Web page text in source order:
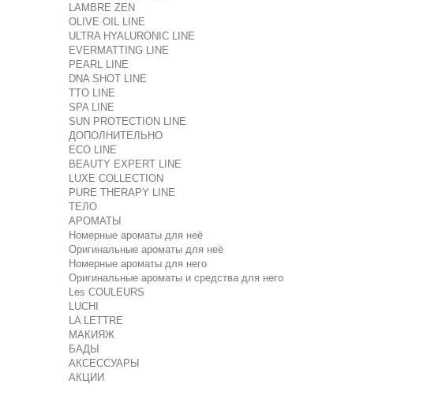
LAMBRE ZEN
OLIVE OIL LINE
ULTRA HYALURONIC LINE
EVERMATTING LINE
PEARL LINE
DNA SHOT LINE
TTO LINE
SPA LINE
SUN PROTECTION LINE
ДОПОЛНИТЕЛЬНО
ECO LINE
BEAUTY EXPERT LINE
LUXE COLLECTION
PURE THERAPY LINE
ТЕЛО
АРОМАТЫ
Номерные ароматы для неё
Оригинальные ароматы для неё
Номерные ароматы для него
Оригинальные ароматы и средства для него
Les COULEURS
LUCHI
LA LETTRE
МАКИЯЖ
БАДЫ
АКСЕССУАРЫ
АКЦИИ